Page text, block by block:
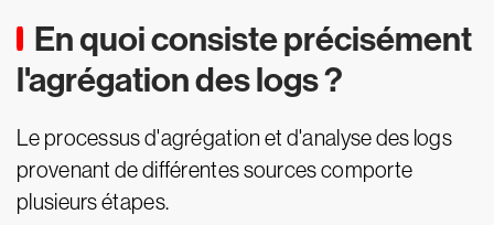
En quoi consiste précisément
l'agrégation des logs ?
Le processus d'agrégation et d'analyse des logs
provenant de différentes sources comporte
plusieurs étapes.